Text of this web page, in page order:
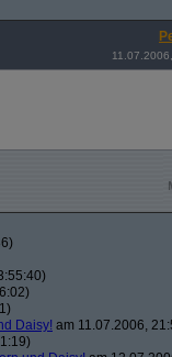
Daisy! am 11.07.2006,